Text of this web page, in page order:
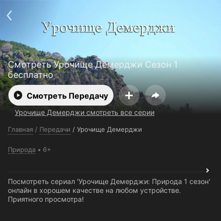
Смотреть Урочище Демерджи Сезон 1
бесплатно
Смотреть Передачу
Урочище Демерджи смотреть все серии
Главная / Передачи / Урочище Демерджи
Природа 6+
Посмотреть сериал 'Урочище Демерджи: Природа 1 сезон'
онлайн в хорошем качестве на любом устройстве.
Приятного просмотра!
Пользовательское соглашение
Политика конфиденциальности
Открыть приложение
Ввести промокод
Установить на ТВ
Бесплатные каналы Контакты